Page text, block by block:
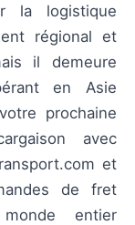
la logistique
régional et
il demeure
en Asie
prochaine
avec
et
de fret
entier